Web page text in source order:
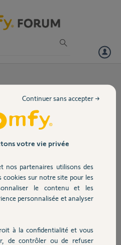
poussoir sur carte
Bonjour
Puis je brancher un bouton poussoir
sur ma carte EVOLVIA type
Cette carte ne posséde pas les
bornes START.
Merci
Merci,
votre vie privée
nos partenaires utilisons des
cookies sur notre site pour les
le contenu et les
personnalisée et analyser
à la confidentialité et vous
de contrôler ou de refuser
Continuer sans accepter →